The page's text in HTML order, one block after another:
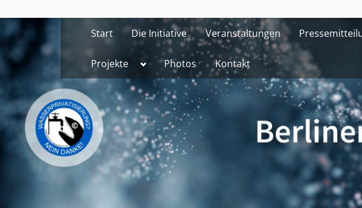
to
content
Start Die Initiative Veranstaltungen
Projekte Toggle
menu
Photos Kontakt